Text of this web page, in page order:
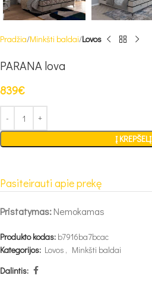
Pradžia Minkšti baldai Lovos
PARANA lova
839€
Į KREPŠELĮ
Pasiteirauti apie prekę
Pristatymas:Nemokamas
Produkto kodas: b7916ba7bcac
Kategorijos: Lovos , Minkšti baldai
Dalintis: